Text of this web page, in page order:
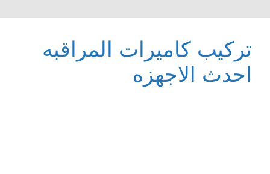
تركيب كاميرات المراقبه
احدث الاجهزه